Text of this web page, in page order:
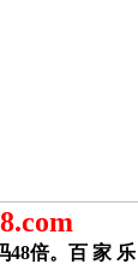
48倍。百 家